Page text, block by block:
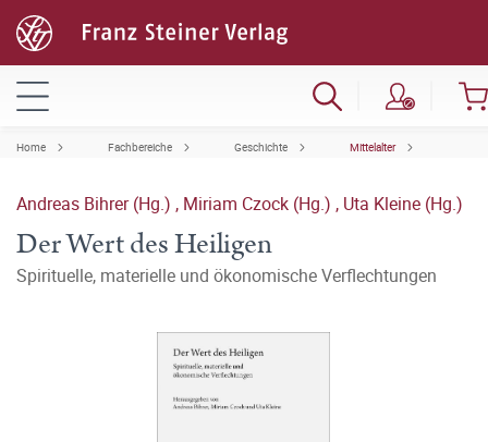
Home Fachbereiche Geschichte Mittelalter
Andreas Bihrer (Hg.) , Miriam Czock (Hg.) , Uta Kleine (Hg.)
Der Wert des Heiligen
Spirituelle, materielle und ökonomische Verflechtungen